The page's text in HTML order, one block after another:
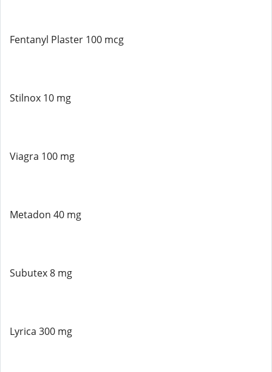
Fentanyl Plaster 100 mcg
Stilnox 10 mg
Viagra 100 mg
Metadon 40 mg
Subutex 8 mg
Lyrica 300 mg